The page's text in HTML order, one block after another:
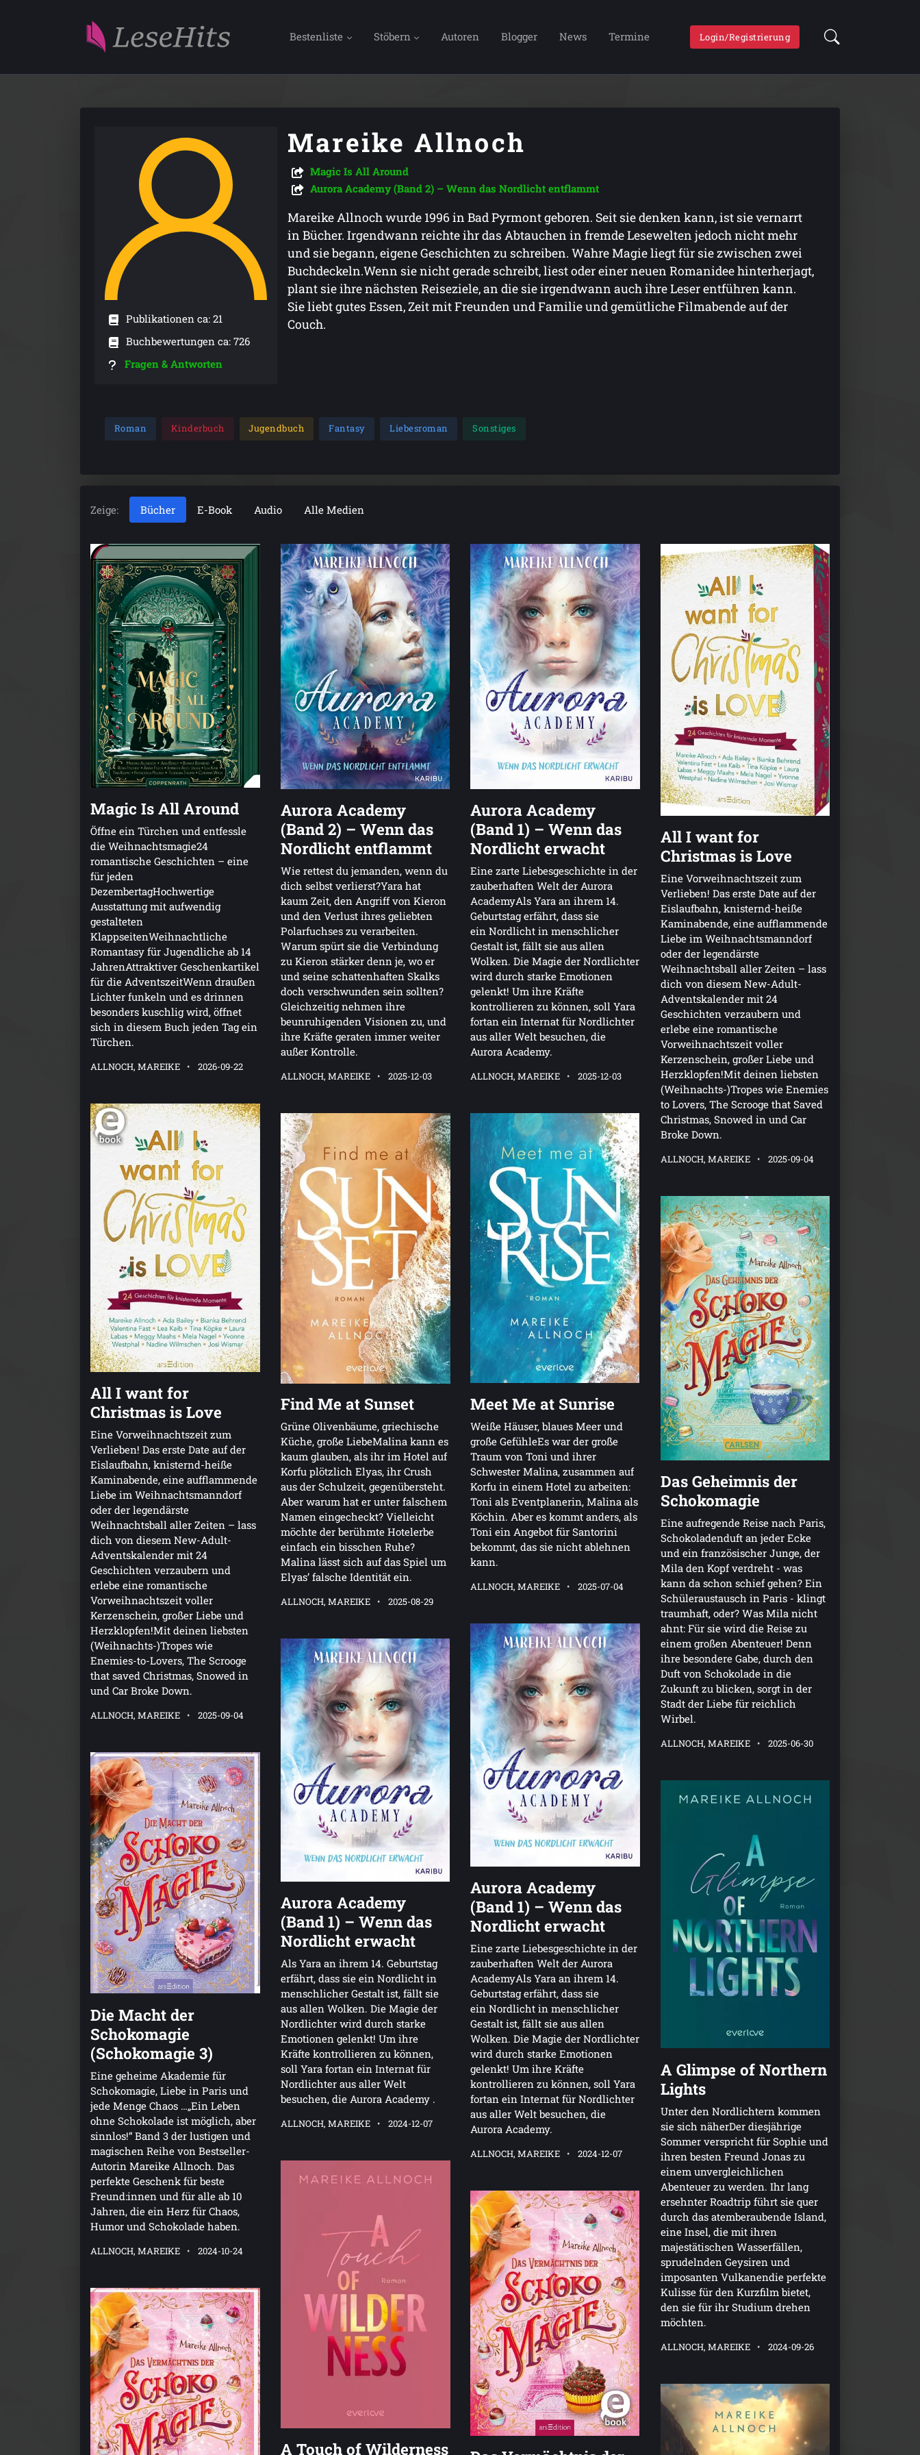
Bestenliste Stöbern Autoren Blogger News Termine Login/Registrierung
Publikationen ca: 21
Buchbewertungen ca: 726
Fragen & Antworten
Mareike Allnoch
Magic Is All Around
Aurora Academy (Band 2) – Wenn das Nordlicht entflammt
Mareike Allnoch wurde 1996 in Bad Pyrmont geboren. Seit sie denken kann, ist sie vernarrt
in Bücher. Irgendwann reichte ihr das Abtauchen in fremde Lesewelten jedoch nicht mehr
und sie begann, eigene Geschichten zu schreiben. Wahre Magie liegt für sie zwischen zwei
Buchdeckeln.Wenn sie nicht gerade schreibt, liest oder einer neuen Romanidee hinterherjagt,
plant sie ihre nächsten Reiseziele, an die sie irgendwann auch ihre Leser entführen kann.
Sie liebt gutes Essen, Zeit mit Freunden und Familie und gemütliche Filmabende auf der
Couch.
Roman Kinderbuch Jugendbuch Fantasy Liebesroman Sonstiges
Zeige: Bücher E-Book Audio Alle Medien
Magic Is All Around
Öffne ein Türchen und entfessle
die Weihnachtsmagie24
romantische Geschichten – eine
für jeden
DezembertagHochwertige
Ausstattung mit aufwendig
gestalteten
KlappseitenWeihnachtliche
Romantasy für Jugendliche ab 14
JahrenAttraktiver Geschenkartikel
für die AdventszeitWenn draußen
Lichter funkeln und es drinnen
besonders kuschlig wird, öffnet
sich in diesem Buch jeden Tag ein
Türchen.
ALLNOCH, MAREIKE 2026-09-22
Aurora Academy
(Band 2) – Wenn das
Nordlicht entflammt
Wie rettest du jemanden, wenn du
dich selbst verlierst?Yara hat
kaum Zeit, den Angriff von Kieron
und den Verlust ihres geliebten
Polarfuchses zu verarbeiten.
Warum spürt sie die Verbindung
zu Kieron stärker denn je, wo er
und seine schattenhaften Skalks
doch verschwunden sein sollten?
Gleichzeitig nehmen ihre
beunruhigenden Visionen zu, und
ihre Kräfte geraten immer weiter
außer Kontrolle.
ALLNOCH, MAREIKE 2025-12-03
Aurora Academy
(Band 1) – Wenn das
Nordlicht erwacht
Eine zarte Liebesgeschichte in der
zauberhaften Welt der Aurora
AcademyAls Yara an ihrem 14.
Geburtstag erfährt, dass sie
ein Nordlicht in menschlicher
Gestalt ist, fällt sie aus allen
Wolken. Die Magie der Nordlichter
wird durch starke Emotionen
gelenkt! Um ihre Kräfte
kontrollieren zu können, soll Yara
fortan ein Internat für Nordlichter
aus aller Welt besuchen, die
Aurora Academy.
ALLNOCH, MAREIKE 2025-12-03
All I want for
Christmas is Love
Eine Vorweihnachtszeit zum
Verlieben! Das erste Date auf der
Eislaufbahn, knisternd-heiße
Kaminabende, eine aufflammende
Liebe im Weihnachtsmanndorf
oder der legendärste
Weihnachtsball aller Zeiten – lass
dich von diesem New-Adult-
Adventskalender mit 24
Geschichten verzaubern und
erlebe eine romantische
Vorweihnachtszeit voller
Kerzenschein, großer Liebe und
Herzklopfen!Mit deinen liebsten
(Weihnachts-)Tropes wie Enemies
to Lovers, The Scrooge that Saved
Christmas, Snowed in und Car
Broke Down.
ALLNOCH, MAREIKE 2025-09-04
All I want for
Christmas is Love
Eine Vorweihnachtszeit zum
Verlieben! Das erste Date auf der
Eislaufbahn, knisternd-heiße
Kaminabende, eine aufflammende
Liebe im Weihnachtsmanndorf
oder der legendärste
Weihnachtsball aller Zeiten – lass
dich von diesem New-Adult-
Adventskalender mit 24
Geschichten verzaubern und
erlebe eine romantische
Vorweihnachtszeit voller
Kerzenschein, großer Liebe und
Herzklopfen!Mit deinen liebsten
(Weihnachts-)Tropes wie
Enemies-to-Lovers, The Scrooge
that saved Christmas, Snowed in
und Car Broke Down.
ALLNOCH, MAREIKE 2025-09-04
Find Me at Sunset
Grüne Olivenbäume, griechische
Küche, große LiebeMalina kann es
kaum glauben, als ihr im Hotel auf
Korfu plötzlich Elyas, ihr Crush
aus der Schulzeit, gegenübersteht.
Aber warum hat er unter falschem
Namen eingecheckt? Vielleicht
möchte der berühmte Hotelerbe
einfach ein bisschen Ruhe?
Malina lässt sich auf das Spiel um
Elyas’ falsche Identität ein.
ALLNOCH, MAREIKE 2025-08-29
Meet Me at Sunrise
Weiße Häuser, blaues Meer und
große GefühleEs war der große
Traum von Toni und ihrer
Schwester Malina, zusammen auf
Korfu in einem Hotel zu arbeiten:
Toni als Eventplanerin, Malina als
Köchin. Aber es kommt anders, als
Toni ein Angebot für Santorini
bekommt, das sie nicht ablehnen
kann.
ALLNOCH, MAREIKE 2025-07-04
Das Geheimnis der
Schokomagie
Eine aufregende Reise nach Paris,
Schokoladenduft an jeder Ecke
und ein französischer Junge, der
Mila den Kopf verdreht - was
kann da schon schief gehen? Ein
Schüleraustausch in Paris - klingt
traumhaft, oder? Was Mila nicht
ahnt: Für sie wird die Reise zu
einem großen Abenteuer! Denn
ihre besondere Gabe, durch den
Duft von Schokolade in die
Zukunft zu blicken, sorgt in der
Stadt der Liebe für reichlich
Wirbel.
ALLNOCH, MAREIKE 2025-06-30
Aurora Academy
(Band 1) – Wenn das
Nordlicht erwacht
Eine zarte Liebesgeschichte in der
zauberhaften Welt der Aurora
AcademyAls Yara an ihrem 14.
Geburtstag erfährt, dass sie
ein Nordlicht in menschlicher
Gestalt ist, fällt sie aus allen
Wolken. Die Magie der Nordlichter
wird durch starke Emotionen
gelenkt! Um ihre Kräfte
kontrollieren zu können, soll Yara
fortan ein Internat für Nordlichter
aus aller Welt besuchen, die
Aurora Academy.
ALLNOCH, MAREIKE 2024-12-07
Aurora Academy
(Band 1) – Wenn das
Nordlicht erwacht
Als Yara an ihrem 14. Geburtstag
erfährt, dass sie ein Nordlicht in
menschlicher Gestalt ist, fällt sie
aus allen Wolken. Die Magie der
Nordlichter wird durch starke
Emotionen gelenkt! Um ihre
Kräfte kontrollieren zu können,
soll Yara fortan ein Internat für
Nordlichter aus aller Welt
besuchen, die Aurora Academy .
ALLNOCH, MAREIKE 2024-12-07
Die Macht der
Schokomagie
(Schokomagie 3)
Eine geheime Akademie für
Schokomagie, Liebe in Paris und
jede Menge Chaos …„Ein Leben
ohne Schokolade ist möglich, aber
sinnlos!“ Band 3 der lustigen und
magischen Reihe von Bestseller-
Autorin Mareike Allnoch. Das
perfekte Geschenk für beste
Freund:innen und für alle ab 10
Jahren, die ein Herz für Chaos,
Humor und Schokolade haben.
ALLNOCH, MAREIKE 2024-10-24
A Glimpse of Northern
Lights
Unter den Nordlichtern kommen
sie sich näherDer diesjährige
Sommer verspricht für Sophie und
ihren besten Freund Jonas zu
einem unvergleichlichen
Abenteuer zu werden. Ihr lang
ersehnter Roadtrip führt sie quer
durch das atemberaubende Island,
eine Insel, die mit ihren
majestätischen Wasserfällen,
sprudelnden Geysiren und
imposanten Vulkanendie perfekte
Kulisse für den Kurzfilm bietet,
den sie für ihr Studium drehen
möchten.
ALLNOCH, MAREIKE 2024-09-26
A Touch of Wilderness